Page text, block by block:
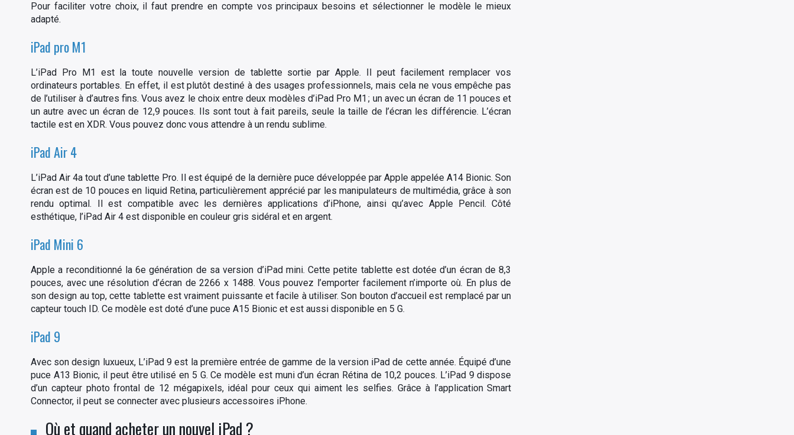
Pour faciliter votre choix, il faut prendre en compte vos principaux besoins et sélectionner le modèle le mieux
adapté.
iPad pro M1
L’iPad Pro M1 est la toute nouvelle version de tablette sortie par Apple. Il peut facilement remplacer vos
ordinateurs portables. En effet, il est plutôt destiné à des usages professionnels, mais cela ne vous empêche pas
de l’utiliser à d’autres fins. Vous avez le choix entre deux modèles d’iPad Pro M1 ; un avec un écran de 11 pouces et
un autre avec un écran de 12,9 pouces. Ils sont tout à fait pareils, seule la taille de l’écran les différencie. L’écran
tactile est en XDR. Vous pouvez donc vous attendre à un rendu sublime.
iPad Air 4
L’iPad Air 4a tout d’une tablette Pro. Il est équipé de la dernière puce développée par Apple appelée A14 Bionic. Son
écran est de 10 pouces en liquid Retina, particulièrement apprécié par les manipulateurs de multimédia, grâce à son
rendu optimal. Il est compatible avec les dernières applications d’iPhone, ainsi qu’avec Apple Pencil. Côté
esthétique, l’iPad Air 4 est disponible en couleur gris sidéral et en argent.
iPad Mini 6
Apple a reconditionné la 6e génération de sa version d’iPad mini. Cette petite tablette est dotée d’un écran de 8,3
pouces, avec une résolution d’écran de 2266 x 1488. Vous pouvez l’emporter facilement n’importe où. En plus de
son design au top, cette tablette est vraiment puissante et facile à utiliser. Son bouton d’accueil est remplacé par un
capteur touch ID. Ce modèle est doté d’une puce A15 Bionic et est aussi disponible en 5 G.
iPad 9
Avec son design luxueux, L’iPad 9 est la première entrée de gamme de la version iPad de cette année. Équipé d’une
puce A13 Bionic, il peut être utilisé en 5 G. Ce modèle est muni d’un écran Rétina de 10,2 pouces. L’iPad 9 dispose
d’un capteur photo frontal de 12 mégapixels, idéal pour ceux qui aiment les selfies. Grâce à l’application Smart
Connector, il peut se connecter avec plusieurs accessoires iPhone.
Où et quand acheter un nouvel iPad ?